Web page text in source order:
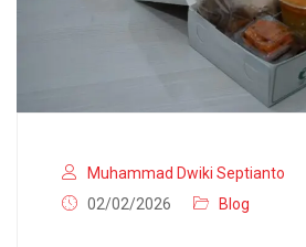
Muhammad Dwiki Septianto
02/02/2026
Blog